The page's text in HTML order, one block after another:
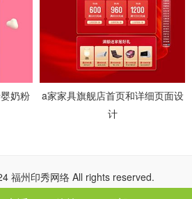
奶粉
a家家具旗舰店首页和详细页面设
计
福州印秀网络 All rights reserved.